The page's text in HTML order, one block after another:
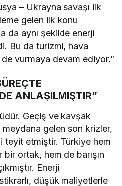
– Ukrayna savaşı ilk
gelen ilk konu
da aynı şekilde enerji
Bu da turizmi, hava
de vurmaya devam ediyor.”
ANLAŞILMIŞTIR”
Geçiş ve kavşak
meydana gelen son krizler,
teyit etmiştir. Türkiye hem
ortak, hem de barışın
Enerji
düşük maliyetlerle